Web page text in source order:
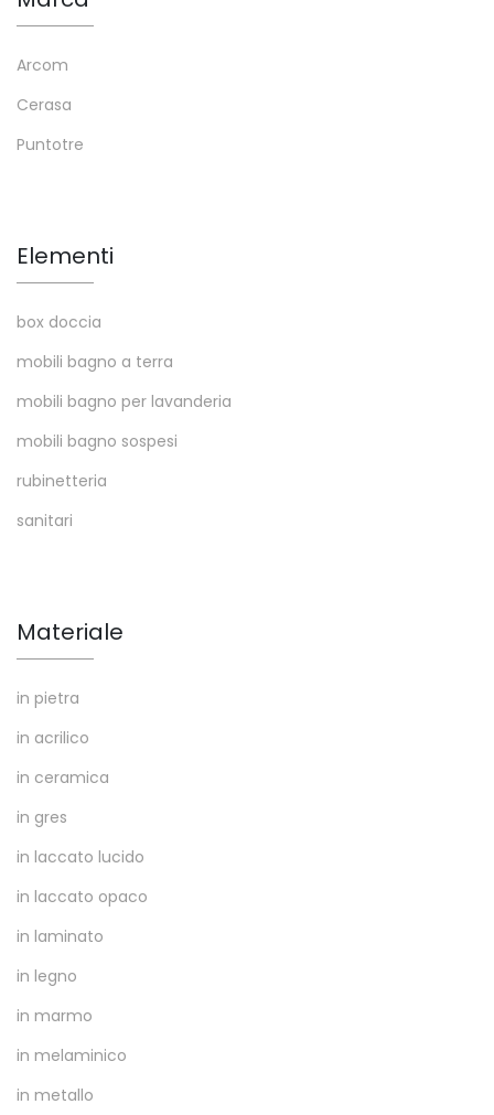
Arcom
Cerasa
Puntotre
Elementi
box doccia
mobili bagno a terra
mobili bagno per lavanderia
mobili bagno sospesi
rubinetteria
sanitari
Materiale
in pietra
in acrilico
in ceramica
in gres
in laccato lucido
in laccato opaco
in laminato
in legno
in marmo
in melaminico
in metallo